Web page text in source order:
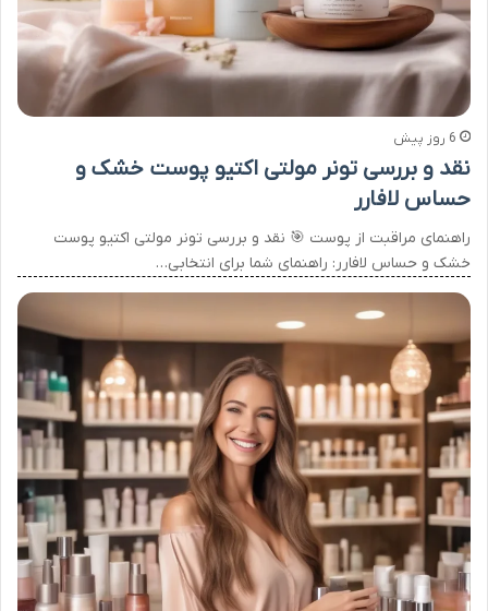
6 روز پیش
نقد و بررسی تونر مولتی اکتیو پوست خشک و
حساس لافارر
راهنمای مراقبت از پوست 🎯 نقد و بررسی تونر مولتی اکتیو پوست
خشک و حساس لافارر: راهنمای شما برای انتخابی…